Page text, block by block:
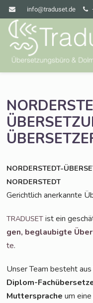
info@traduset.de
NORDERSTEDT-
NORDERSTEDT
Gericht­lich aner­kann­te
TRADUSET ist ein
gen, beglau­big­te
te.
Unser Team besteht
Diplom-
Mut­ter­spra­che um